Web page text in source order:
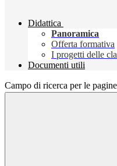
Didattica
Panoramica
Offerta formativa
I progetti delle
Documenti utili
Campo di ricerca per le